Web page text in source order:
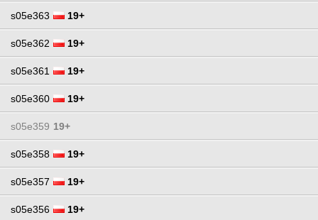
s05e363 19+
s05e362 19+
s05e361 19+
s05e360 19+
s05e359 19+
s05e358 19+
s05e357 19+
s05e356 19+